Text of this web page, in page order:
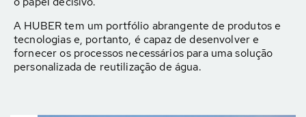
A HUBER tem um portfólio abrangente de produtos e
tecnologias e, portanto, é capaz de desenvolver e
fornecer os processos necessários para uma solução
personalizada de reutilização de água.